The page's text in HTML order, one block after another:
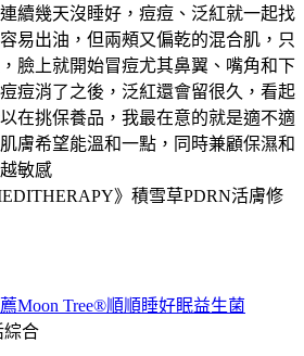
續幾天沒睡好，痘痘、泛紅就一起找
易出油，但兩頰又偏乾的混合肌，只
臉上就開始冒痘尤其鼻翼、嘴角和下
痘消了之後，泛紅還會留很久，看起
在挑保養品，我最在意的就是適不適
膚希望能溫和一點，同時兼顧保濕和
敏感
》積雪草PDRN活膚修
Moon Tree®順順睡好眠益生菌
綜合